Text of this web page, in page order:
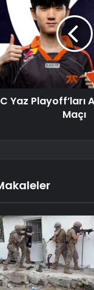
Yaz Playoff’ları
Maçı